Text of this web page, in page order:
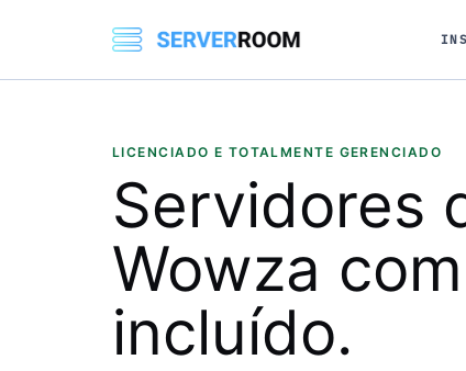
LICENCIADO E TOTALMENTE GERENCIADO
Servidores
Wowza
incluído.